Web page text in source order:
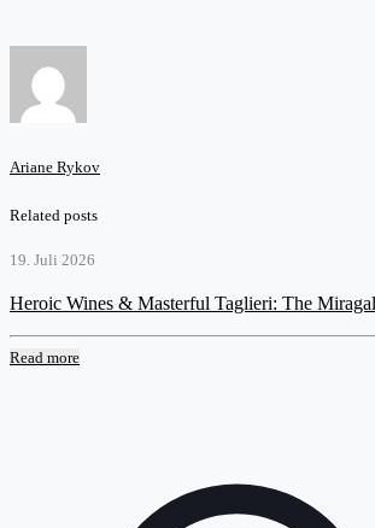
Ariane Rykov
Related posts
19. Juli 2026
Heroic Wines & Masterful Taglieri: The
Read more